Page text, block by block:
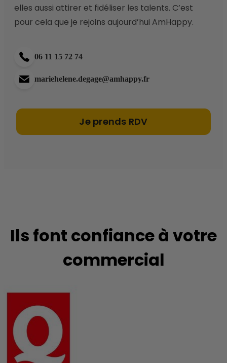
elles aussi attirer et fidéliser les talents. C’est
pour cela que je rejoins aujourd’hui AmHappy.
06 11 15 72 74
mariehelene.degage@amhappy.fr
Je prends RDV
Ils font confiance à votre
commercial